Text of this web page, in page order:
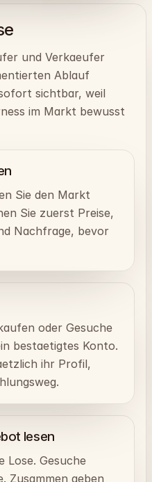
und Verkaeufer
Ablauf
sichtbar, weil
im Markt bewusst
Sie den Markt
Sie zuerst Preise,
Nachfrage, bevor
oder Gesuche
bestaetigtes Konto.
ihr Profil,
lesen
Lose. Gesuche
Zusammen geben